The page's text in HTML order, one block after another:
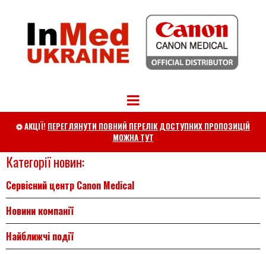
 АКЦІЇ! ПЕРЕГЛЯНУТИ ПОВНИЙ ПЕРЕЛІК ДОСТУПНИХ ПРОПОЗИЦІЙ
МОЖНА ТУТ
Категорії новин:
Сервісний центр Canon Medical
Новини компанії
Найближчі події